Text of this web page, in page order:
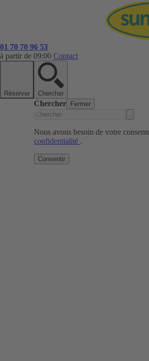
01 70 70 96 53
à partir de 09:00 Contact
Réserver Chercher
Chercher Fermer
Nous avons besoin de votre
confidentialité .
Consentir